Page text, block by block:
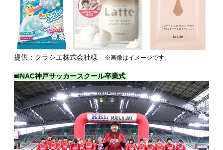
提供：クラシエ株式会社様 ※画像はイメージです。
■INAC神戸サッカースクール卒業式